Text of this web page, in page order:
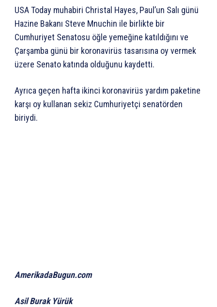
USA Today muhabiri Christal Hayes, Paul’un Salı günü
Hazine Bakanı Steve Mnuchin ile birlikte bir
Cumhuriyet Senatosu öğle yemeğine katıldığını ve
Çarşamba günü bir koronavirüs tasarısına oy vermek
üzere Senato katında olduğunu kaydetti.
Ayrıca geçen hafta ikinci koronavirüs yardım paketine
karşı oy kullanan sekiz Cumhuriyetçi senatörden
biriydi.
AmerikadaBugun.com
Asil Burak Yürük